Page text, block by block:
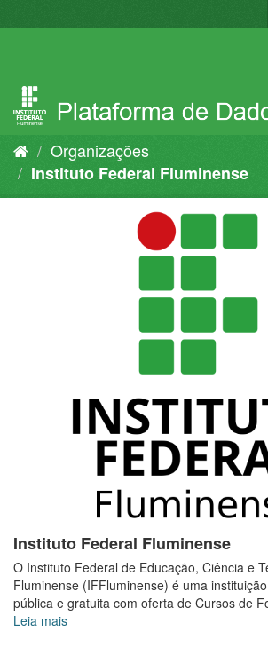
para
Organizações
Instituto Federal Fluminense
Instituto Federal Fluminense
O Instituto Federal de Educação, Ciência e
Fluminense (IFFluminense) é uma
pública e gratuita com oferta de Cursos de
Leia mais